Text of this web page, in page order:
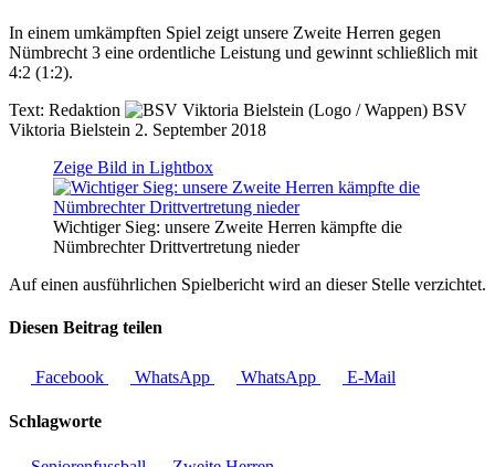
In einem umkämpften Spiel zeigt unsere Zweite Herren gegen
Nümbrecht 3 eine ordentliche Leistung und gewinnt schließlich mit
4:2 (1:2).
Text: Redaktion
BSV
Viktoria Bielstein 2. September 2018
Zeige Bild in Lightbox
Wichtiger Sieg: unsere Zweite Herren kämpfte die
Nümbrechter Drittvertretung nieder
Auf einen ausführlichen Spielbericht wird an dieser Stelle verzichtet.
Diesen Beitrag teilen
Facebook WhatsApp WhatsApp E-Mail
Schlagworte